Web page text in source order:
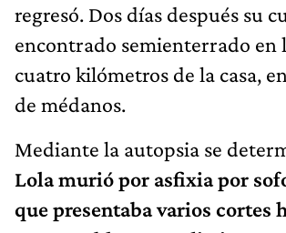
regresó. Dos días después su
encontrado semienterrado en
cuatro kilómetros de la casa,
de médanos.
Mediante la autopsia se
Lola murió por asfixia por
que presentaba varios cortes